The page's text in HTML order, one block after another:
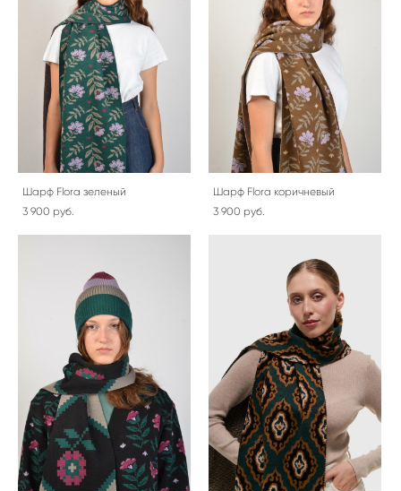
Шарф Flora зеленый
3 900 pуб.
Шарф Flora коричневый
3 900 pуб.